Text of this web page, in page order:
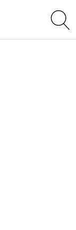
search